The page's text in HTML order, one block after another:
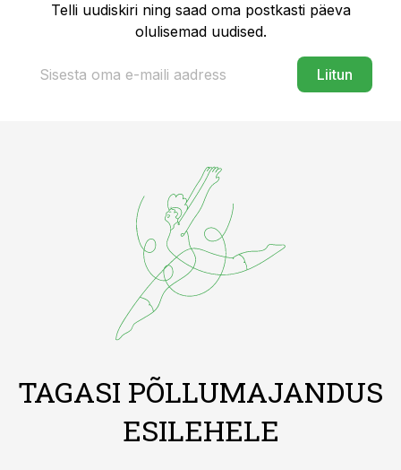
Telli uudiskiri ning saad oma postkasti päeva
olulisemad uudised.
Liitun
TAGASI PÕLLUMAJANDUS
ESILEHELE